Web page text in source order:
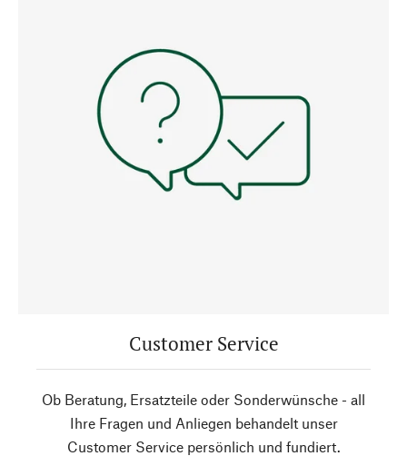
Customer Service
Ob Beratung, Ersatzteile oder Sonderwünsche - all
Ihre Fragen und Anliegen behandelt unser
Customer Service persönlich und fundiert.